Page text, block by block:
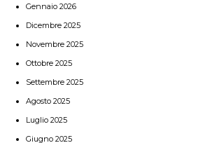
Gennaio 2026
Dicembre 2025
Novembre 2025
Ottobre 2025
Settembre 2025
Agosto 2025
Luglio 2025
Giugno 2025